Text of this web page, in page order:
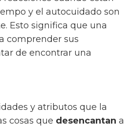
y el autocuidado son
Esto significa que una
comprender sus
de encontrar una
y atributos que la
cosas que desencantan a